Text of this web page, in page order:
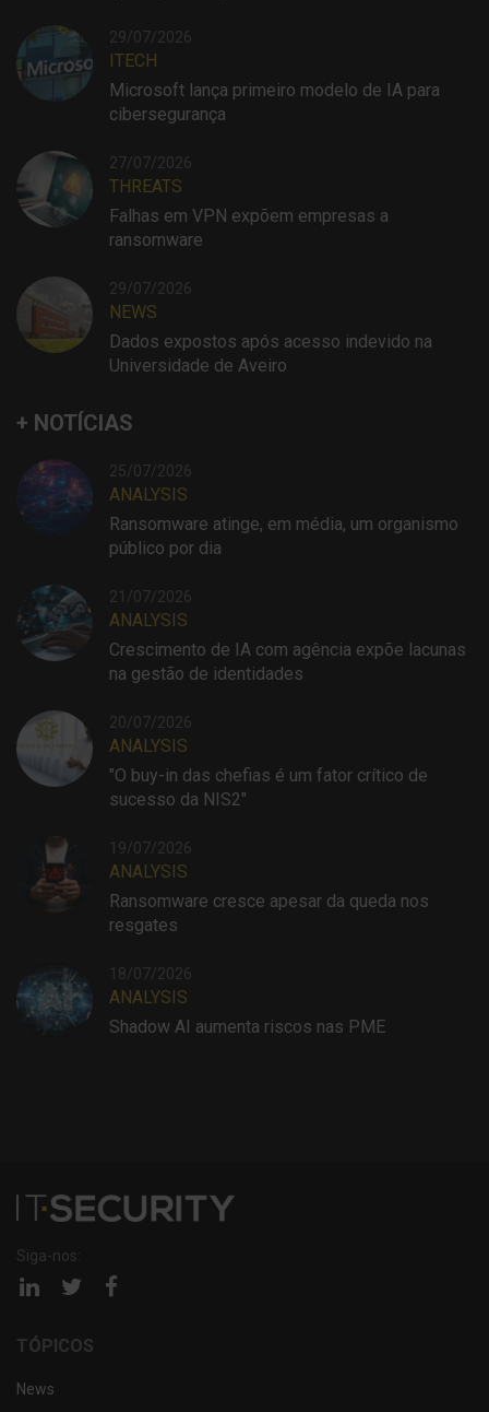
29/07/2026
ITECH
Microsoft lança primeiro modelo de IA para
cibersegurança
27/07/2026
THREATS
Falhas em VPN expõem empresas a
ransomware
29/07/2026
NEWS
Dados expostos após acesso indevido na
Universidade de Aveiro
+ NOTÍCIAS
25/07/2026
ANALYSIS
Ransomware atinge, em média, um organismo
público por dia
21/07/2026
ANALYSIS
Crescimento de IA com agência expõe lacunas
na gestão de identidades
20/07/2026
ANALYSIS
"O buy-in das chefias é um fator crítico de
sucesso da NIS2"
19/07/2026
ANALYSIS
Ransomware cresce apesar da queda nos
resgates
18/07/2026
ANALYSIS
Shadow AI aumenta riscos nas PME
Siga-nos:
Página Página
TÓPICOS
News